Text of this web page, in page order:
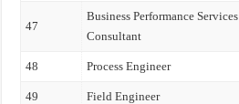
47
Business Performance Services
Consultant
48 Process Engineer
49 Field Engineer